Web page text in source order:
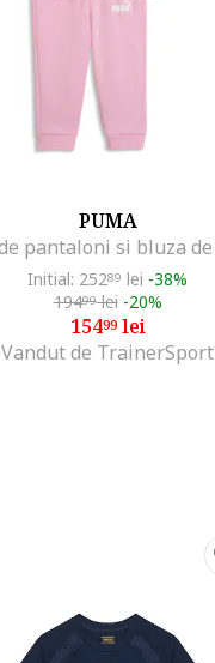
PUMA
Initial: 25289 lei -38%
19499lei -20%
15499lei
Vandut de TrainerSport